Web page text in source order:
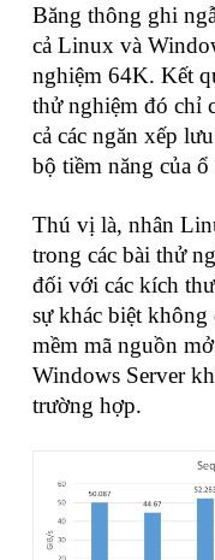
Băng thông ghi
cả Linux và
nghiệm 64K. Kết
thử nghiệm đó chỉ
cả các ngăn xếp
bộ tiềm năng của ổ
Thú vị là, nhân
trong các bài thử
đối với các kích
sự khác biệt không
mềm mã nguồn
Windows Server
trường hợp.